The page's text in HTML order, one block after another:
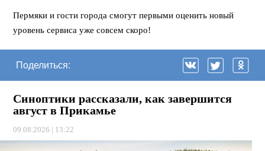
Пермяки и гости города смогут первыми оценить новый
уровень сервиса уже совсем скоро!
Поделиться:
Синоптики рассказали, как завершится
август в Прикамье
09.08.2026 | 13:22